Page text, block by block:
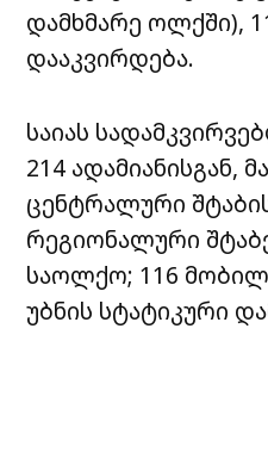
დამხმარე ოლქში),
დააკვირდება.
საიას
214 ადამიანისგან,
ცენტრალური
რეგიონალური
საოლქო; 116
უბნის სტატიკური